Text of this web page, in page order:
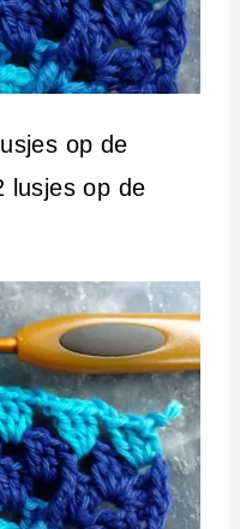
op de
lusjes op de